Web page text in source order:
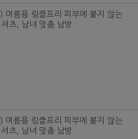
여름용 링클프리 피부에 붙지 않는
츠, 남녀 맞춤 남방
여름용 링클프리 피부에 붙지 않는
츠, 남녀 맞춤 남방